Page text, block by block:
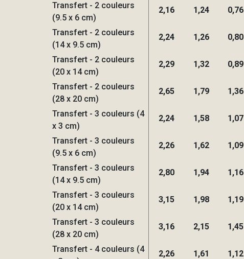
Transfert - 2 couleurs
(9.5 x 6 cm)
2,16 1,24 0,76
Transfert - 2 couleurs
(14 x 9.5 cm)
2,24 1,26 0,80
Transfert - 2 couleurs
(20 x 14 cm)
2,29 1,32 0,89
Transfert - 2 couleurs
(28 x 20 cm)
2,65 1,79 1,36
Transfert - 3 couleurs (4
x 3 cm)
2,24 1,58 1,07
Transfert - 3 couleurs
(9.5 x 6 cm)
2,26 1,62 1,09
Transfert - 3 couleurs
(14 x 9.5 cm)
2,80 1,94 1,16
Transfert - 3 couleurs
(20 x 14 cm)
3,15 1,98 1,19
Transfert - 3 couleurs
(28 x 20 cm)
3,16 2,15 1,45
Transfert - 4 couleurs (4
2,26 1,61 1,12